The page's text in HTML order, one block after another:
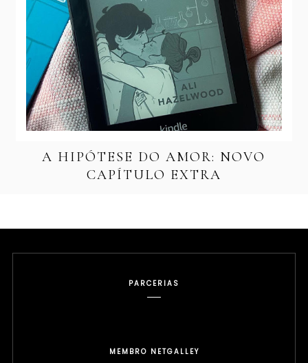
A HIPÓTESE DO AMOR: NOVO
CAPÍTULO EXTRA
PARCERIAS
MEMBRO NETGALLEY